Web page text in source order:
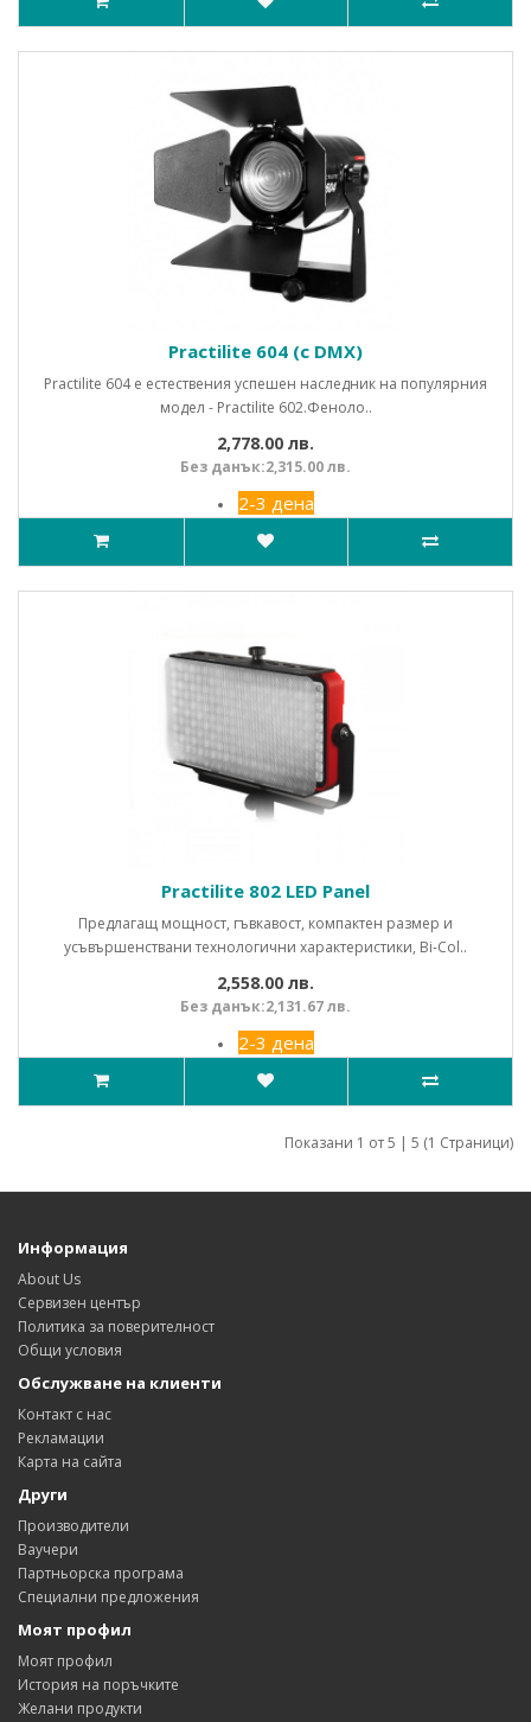
Practilite 604 (с DMX)
Practilite 604 е естествения успешен наследник на популярния
модел - Practilite 602.Феноло..
2,778.00 лв.
Без данък:2,315.00 лв.
2-3 дена
Practilite 802 LED Panel
Предлагащ мощност, гъвкавост, компактен размер и
усъвършенствани технологични характеристики, Bi-Col..
2,558.00 лв.
Без данък:2,131.67 лв.
2-3 дена
Показани 1 от 5 | 5 (1 Страници)
Информация
About Us
Сервизен център
Политика за поверителност
Общи условия
Обслужване на клиенти
Контакт с нас
Рекламации
Карта на сайта
Други
Производители
Ваучери
Партньорска програма
Специални предложения
Моят профил
Моят профил
История на поръчките
Желани продукти